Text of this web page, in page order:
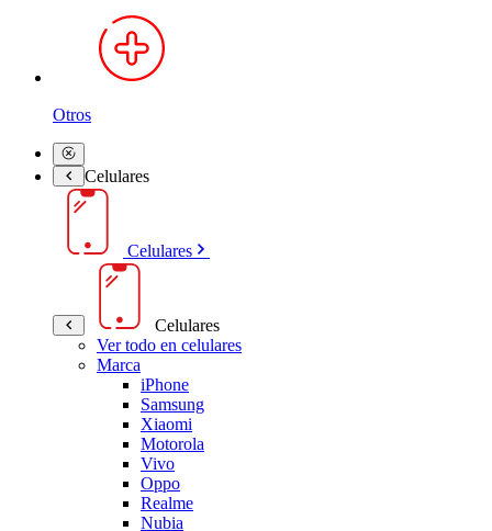
Otros
Celulares
Celulares
Celulares
Ver todo en celulares
Marca
iPhone
Samsung
Xiaomi
Motorola
Vivo
Oppo
Realme
Nubia